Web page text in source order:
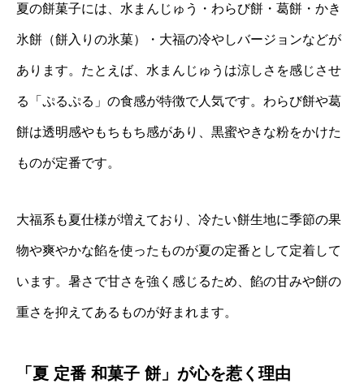
夏の餅菓子には、水まんじゅう・わらび餅・葛餅・かき
氷餅（餅入りの氷菓）・大福の冷やしバージョンなどが
あります。たとえば、水まんじゅうは涼しさを感じさせ
る「ぷるぷる」の食感が特徴で人気です。わらび餅や葛
餅は透明感やもちもち感があり、黒蜜やきな粉をかけた
ものが定番です。
大福系も夏仕様が増えており、冷たい餅生地に季節の果
物や爽やかな餡を使ったものが夏の定番として定着して
います。暑さで甘さを強く感じるため、餡の甘みや餅の
重さを抑えてあるものが好まれます。
「夏 定番 和菓子 餅」が心を惹く理由